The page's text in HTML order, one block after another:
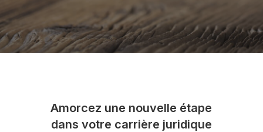
Amorcez une nouvelle étape
dans votre carrière juridique